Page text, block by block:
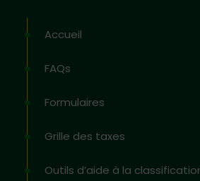
Accueil
FAQs
Formulaires
Grille des taxes
Outils d’aide à la